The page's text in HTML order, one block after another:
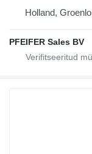
Holland, Groenlo
PFEIFER Sales BV